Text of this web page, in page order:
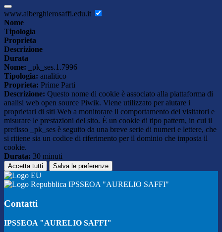
www.alberghierosaffi.edu.it
Nome
Tipologia
Proprieta
Descrizione
Durata
Nome: _pk_ses.1.7996
Tipologia: analitico
Proprieta: Prime Parti
Descrizione: Questo nome di cookie è associato alla piattaforma di
analisi web open source Piwik. Viene utilizzato per aiutare i
proprietari di siti Web a monitorare il comportamento dei visitatori e
misurare le prestazioni del sito. È un cookie di tipo pattern, in cui il
prefisso _pk_ses è seguito da una breve serie di numeri e lettere, che
si ritiene sia un codice di riferimento per il dominio che imposta il
cookie.
Durata: 30 minuti
Accetta tutti Salva le preferenze
IPSSEOA "AURELIO SAFFI"
Contatti
IPSSEOA "AURELIO SAFFI"